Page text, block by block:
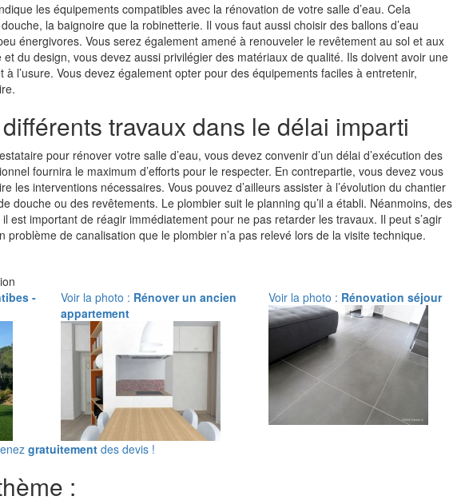
les équipements compatibles avec la rénovation de votre salle d’eau. Cela
la baignoire que la robinetterie. Il vous faut aussi choisir des ballons d’eau
énergivores. Vous serez également amené à renouveler le revêtement au sol et aux
et du design, vous devez aussi privilégier des matériaux de qualité. Ils doivent avoir une
à l’usure. Vous devez également opter pour des équipements faciles à entretenir,
travaux dans le délai imparti
pour rénover votre salle d’eau, vous devez convenir d’un délai d’exécution des
fournira le maximum d’efforts pour le respecter. En contrepartie, vous devez vous
les interventions nécessaires. Vous pouvez d’ailleurs assister à l’évolution du chantier
douche ou des revêtements. Le plombier suit le planning qu’il a établi. Néanmoins, des
est important de réagir immédiatement pour ne pas retarder les travaux. Il peut s’agir
problème de canalisation que le plombier n’a pas relevé lors de la visite technique.
-
Voir la photo : Rénover un ancien
appartement
Voir la photo : Rénovation séjour
gratuitement des devis !
: